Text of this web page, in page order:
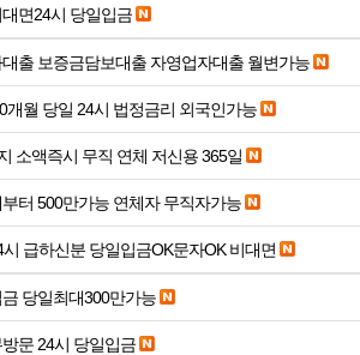
면24시 당일입금
출 보증금담보대출 자영업자대출 월변가능
개월 당일 24시 법정금리 외국인가능
소액즉시 무직 연체 저신용 365일
터 500만가능 연체자 무직자가능
시 급하신분 당일입금OK문자OK 비대면
당일최대300만가능
문 24시 당일입금